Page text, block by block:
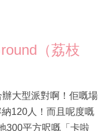
（荔枝
大型派對啊！佢嘅場
120人！而且呢度嘅
300平方呎嘅「卡啦